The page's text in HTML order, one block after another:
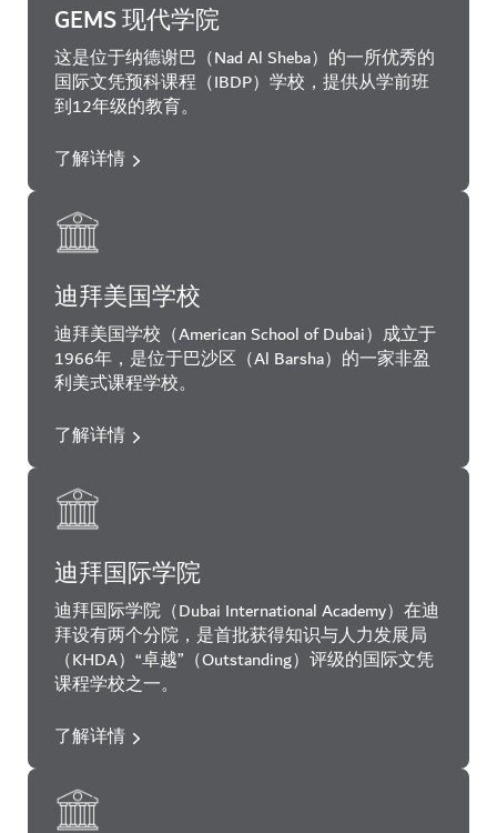
GEMS 现代学院
这是位于纳德谢巴（Nad Al Sheba）的一所优秀的
国际文凭预科课程（IBDP）学校，提供从学前班
到12年级的教育。
了解详情
迪拜美国学校
迪拜美国学校（American School of Dubai）成立于
1966年，是位于巴沙区（Al Barsha）的一家非盈
利美式课程学校。
了解详情
迪拜国际学院
迪拜国际学院（Dubai International Academy）在迪
拜设有两个分院，是首批获得知识与人力发展局
（KHDA）“卓越”（Outstanding）评级的国际文凭
课程学校之一。
了解详情